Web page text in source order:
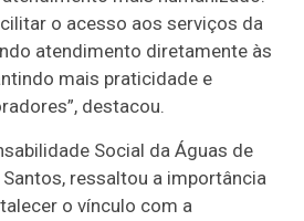
o acesso aos serviços da
atendimento diretamente às
mais praticidade e
destacou.
Social da Águas de
Santos, ressaltou a importância
o vínculo com a